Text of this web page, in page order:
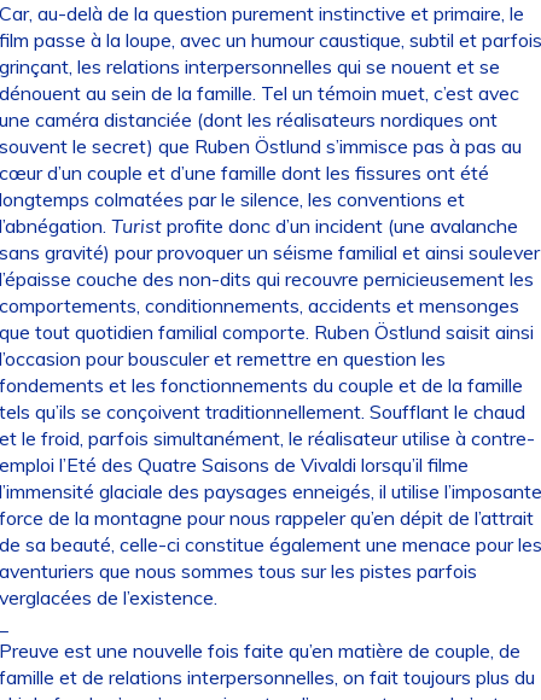
au-delà de la question purement instinctive et primaire, le
passe à la loupe, avec un humour caustique, subtil et parfois
les relations interpersonnelles qui se nouent et se
au sein de la famille. Tel un témoin muet, c’est avec
caméra distanciée (dont les réalisateurs nordiques ont
le secret) que Ruben Östlund s’immisce pas à pas au
d’un couple et d’une famille dont les fissures ont été
colmatées par le silence, les conventions et
Turist profite donc d’un incident (une avalanche
gravité) pour provoquer un séisme familial et ainsi soulever
couche des non-dits qui recouvre pernicieusement les
conditionnements, accidents et mensonges
tout quotidien familial comporte. Ruben Östlund saisit ainsi
pour bousculer et remettre en question les
et les fonctionnements du couple et de la famille
qu’ils se conçoivent traditionnellement. Soufflant le chaud
le froid, parfois simultanément, le réalisateur utilise à contre-
l’Eté des Quatre Saisons de Vivaldi lorsqu’il filme
glaciale des paysages enneigés, il utilise l’imposante
de la montagne pour nous rappeler qu’en dépit de l’attrait
sa beauté, celle-ci constitue également une menace pour les
que nous sommes tous sur les pistes parfois
de l’existence.
est une nouvelle fois faite qu’en matière de couple, de
et de relations interpersonnelles, on fait toujours plus du